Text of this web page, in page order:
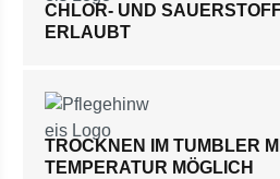
CHLOR- UND
ERLAUBT
TROCKNEN IM TUMBLER
TEMPERATUR MÖGLICH